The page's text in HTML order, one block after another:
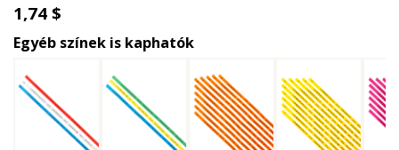
1,74 $
Egyéb színek is kaphatók